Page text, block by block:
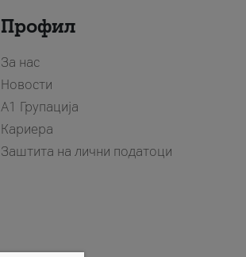
Профил
За нас
Новости
А1 Групација
Кариера
Заштита на лични податоци